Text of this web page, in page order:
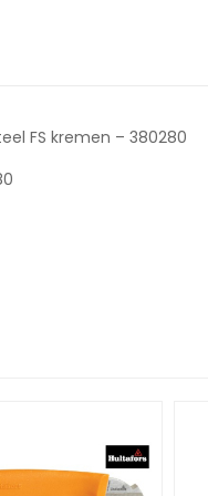
FS kremen – 380280